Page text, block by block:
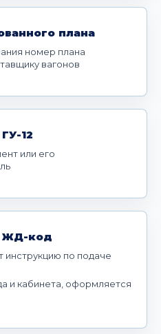
плана
номер плана
вагонов
12
или его
ЖД-код
инструкцию по подаче
и кабинета, оформляется